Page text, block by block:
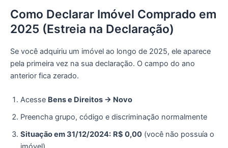
Como Declarar Imóvel Comprado em
2025 (Estreia na Declaração)
Se você adquiriu um imóvel ao longo de 2025, ele aparece
pela primeira vez na sua declaração. O campo do ano
anterior fica zerado.
Acesse Bens e Direitos → Novo
Preencha grupo, código e discriminação normalmente
Situação em 31/12/2024: R$ 0,00 (você não possuía o